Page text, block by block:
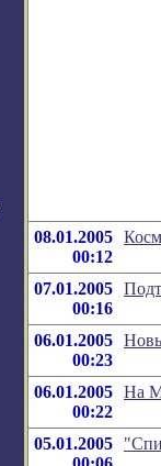
08.01.2005
00:12
07.01.2005
00:16
06.01.2005
00:23
06.01.2005
00:22
На
05.01.2005